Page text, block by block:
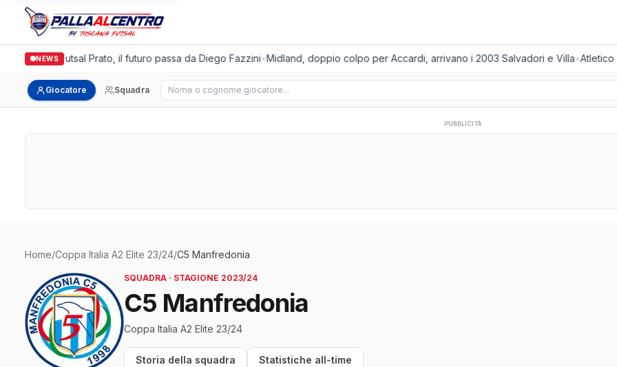
NEWS
Italgronda Futsal Prato, il futuro passa da Diego Fazzini•Midland, doppio colpo per Accardi, arrivano i 2003 Salvadori e Villa•Atletico
Giocatore Squadra Cerca giocatore
PUBBLICITÀ
Home/Coppa Italia A2 Elite 23/24/C5 Manfredonia
SQUADRA · STAGIONE 2023/24
C5 Manfredonia
Coppa Italia A2 Elite 23/24
Storia della squadra Statistiche all-time